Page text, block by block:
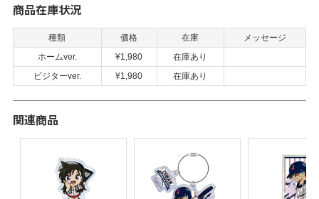
商品在庫状況
種類 価格 在庫
メッセージ
ホームver.
¥1,980
在庫あり
ビジターver.
¥1,980 在庫あり
関連商品